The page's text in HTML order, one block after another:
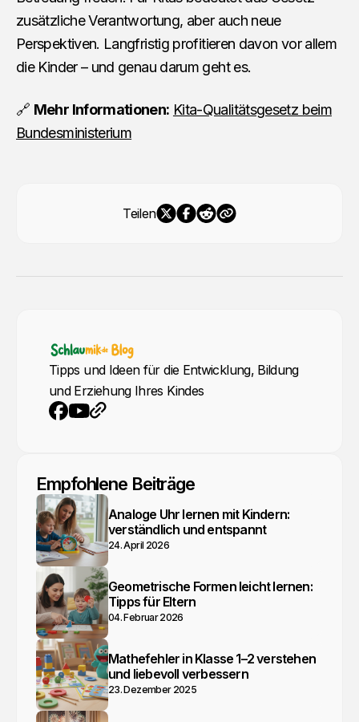
zusätzliche Verantwortung, aber auch neue
Perspektiven. Langfristig profitieren davon vor allem
die Kinder – und genau darum geht es.
🔗 Mehr Informationen: Kita-Qualitätsgesetz beim
Bundesministerium
Teilen
Tipps und Ideen für die Entwicklung, Bildung
und Erziehung Ihres Kindes
Empfohlene Beiträge
Analoge Uhr lernen mit Kindern:
verständlich und entspannt
24. April 2026
Geometrische Formen leicht lernen:
Tipps für Eltern
04. Februar 2026
Mathefehler in Klasse 1–2 verstehen
und liebevoll verbessern
23. Dezember 2025